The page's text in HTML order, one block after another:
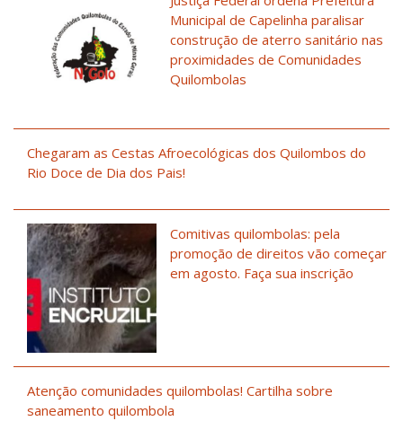
Municipal de Capelinha paralisar
construção de aterro sanitário nas
proximidades de Comunidades
Quilombolas
Chegaram as Cestas Afroecológicas dos Quilombos do
Rio Doce de Dia dos Pais!
Comitivas quilombolas: pela
promoção de direitos vão começar
em agosto. Faça sua inscrição
Atenção comunidades quilombolas! Cartilha sobre
saneamento quilombola